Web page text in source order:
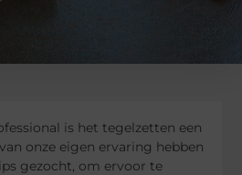
is het tegelzetten een
onze eigen ervaring hebben
gezocht, om ervoor te